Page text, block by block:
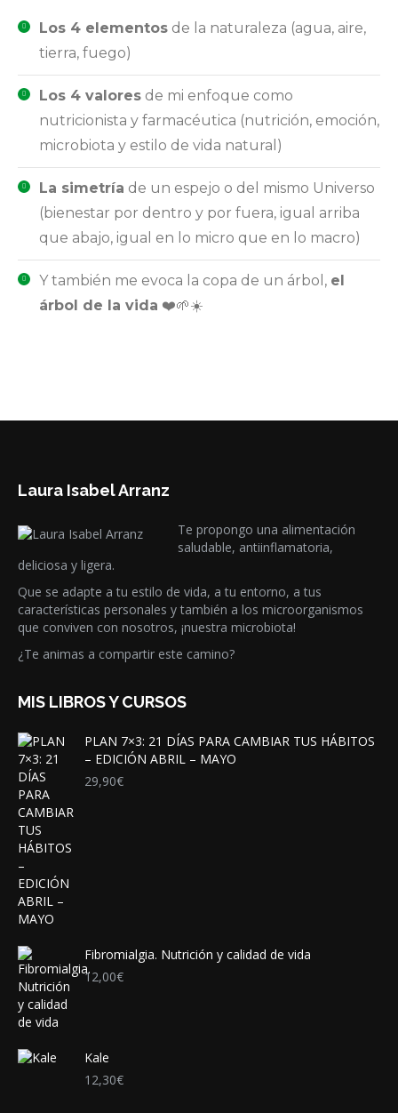
Los 4 elementos de la naturaleza (agua, aire,
tierra, fuego)
Los 4 valores de mi enfoque como
nutricionista y farmacéutica (nutrición, emoción,
microbiota y estilo de vida natural)
La simetría de un espejo o del mismo Universo
(bienestar por dentro y por fuera, igual arriba
que abajo, igual en lo micro que en lo macro)
Y también me evoca la copa de un árbol, el
árbol de la vida ❤️🌱☀️
Laura Isabel Arranz
Te propongo una alimentación
saludable, antiinflamatoria,
deliciosa y ligera.
Que se adapte a tu estilo de vida, a tu entorno, a tus
características personales y también a los microorganismos
que conviven con nosotros, ¡nuestra microbiota!
¿Te animas a compartir este camino?
MIS LIBROS Y CURSOS
PLAN 7×3: 21 DÍAS PARA CAMBIAR TUS HÁBITOS
– EDICIÓN ABRIL – MAYO
29,90€
Fibromialgia. Nutrición y calidad de vida
12,00€
Kale
12,30€